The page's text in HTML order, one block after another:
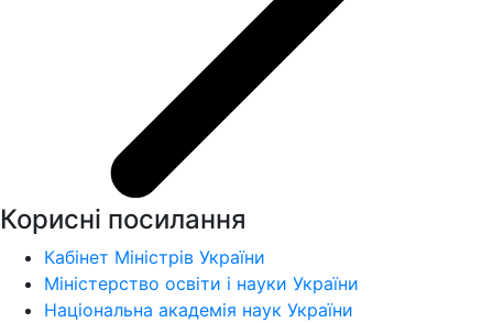
Корисні посилання
Кабінет Міністрів України
Міністерство освіти і науки України
Національна академія наук України